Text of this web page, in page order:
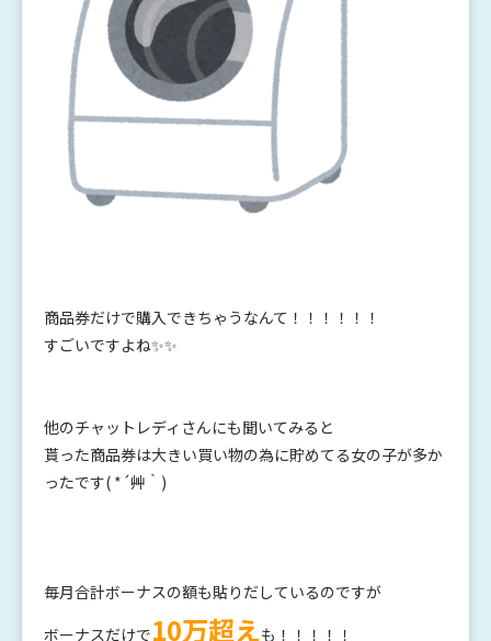
商品券だけで購入できちゃうなんて！！！！！！
すごいですよね✨✨
他のチャットレディさんにも聞いてみると
貰った商品券は大きい買い物の為に貯めてる女の子が多か
ったです( *´艸｀)
毎月合計ボーナスの額も貼りだしているのですが
ボーナスだけで10万超えも！！！！！